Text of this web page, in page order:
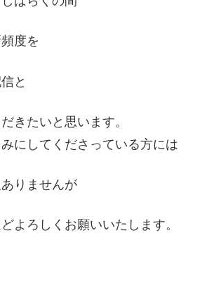
度を
と
きたいと思います。
にしてくださっている方には
りませんが
よろしくお願いいたします。